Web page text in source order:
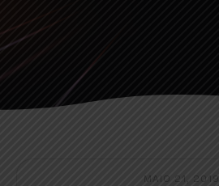
MAIO 21, 2019